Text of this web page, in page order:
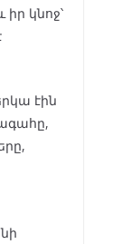
կնոջ՝
էին